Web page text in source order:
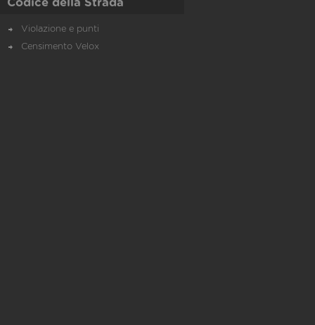
Codice della Strada
Violazione e punti
Censimento Velox